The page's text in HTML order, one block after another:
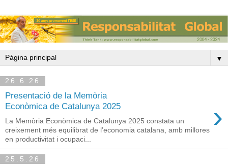
▼
26.6.26
Presentació de la Memòria
Econòmica de Catalunya 2025
›
La Memòria Econòmica de Catalunya 2025 constata un
creixement més equilibrat de l’economia catalana, amb millores
en productivitat i ocupaci...
25.5.26